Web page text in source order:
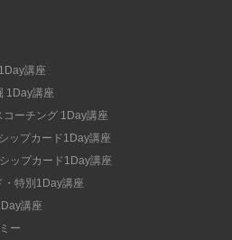
講座
1Day講座
ーチング 1Day講座
ップカード1Day講座
ップカード1Day講座
・特別1Day講座
講座
ー